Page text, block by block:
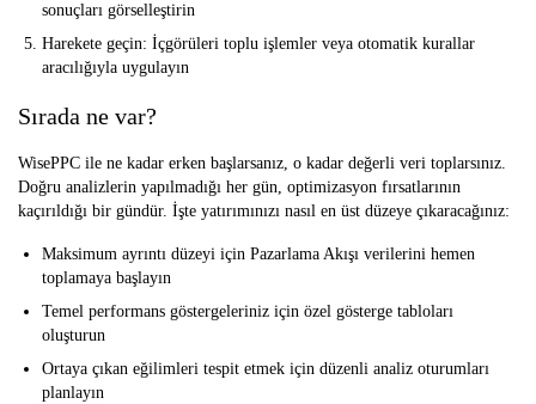
sonuçları görselleştirin
Harekete geçin: İçgörüleri toplu işlemler veya otomatik kurallar
aracılığıyla uygulayın
Sırada ne var?
WisePPC ile ne kadar erken başlarsanız, o kadar değerli veri toplarsınız.
Doğru analizlerin yapılmadığı her gün, optimizasyon fırsatlarının
kaçırıldığı bir gündür. İşte yatırımınızı nasıl en üst düzeye çıkaracağınız:
Maksimum ayrıntı düzeyi için Pazarlama Akışı verilerini hemen
toplamaya başlayın
Temel performans göstergeleriniz için özel gösterge tabloları
oluşturun
Ortaya çıkan eğilimleri tespit etmek için düzenli analiz oturumları
planlayın